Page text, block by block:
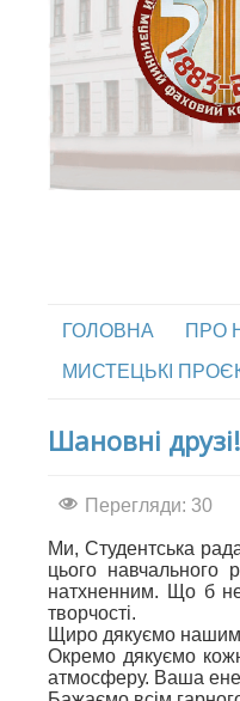
ГОЛОВНА ПРО
МИСТЕЦЬКІ
Шановні друзі!
Перегляди: 30
Ми, Студентська
цього навчального
натхненним. Що б не
творчості.
Щиро дякуємо нашим
Окремо дякуємо
атмосферу. Ваша